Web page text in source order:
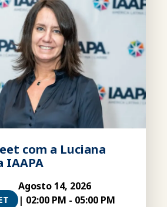
com a Luciana
IAAPA
Agosto 14, 2026
| 02:00 PM - 05:00 PM